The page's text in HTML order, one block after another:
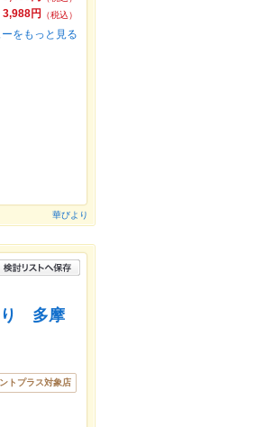
3,988円
（税込）
をもっと見る
華びより
り 多摩
トプラス対象店